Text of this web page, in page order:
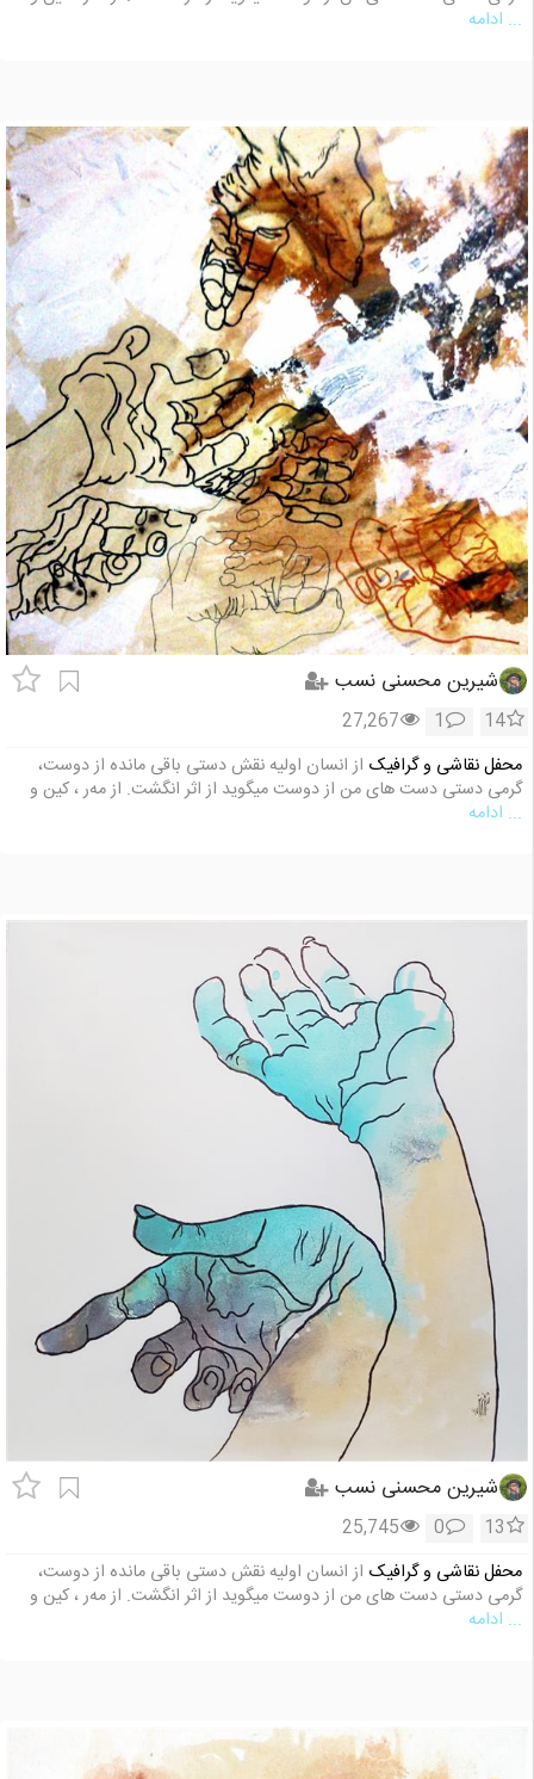
... ادامه
شیرین محسنی نسب
14
1
27,267
محفل نقاشی و گرافیک از انسان اولیه نقش دستی باقی مانده از دوست،
گرمی دستی دست های من از دوست میگوید از اثر انگشت. از مه‌ر ، کین و
... ادامه
شیرین محسنی نسب
13
0
25,745
محفل نقاشی و گرافیک از انسان اولیه نقش دستی باقی مانده از دوست،
گرمی دستی دست های من از دوست میگوید از اثر انگشت. از مه‌ر ، کین و
... ادامه